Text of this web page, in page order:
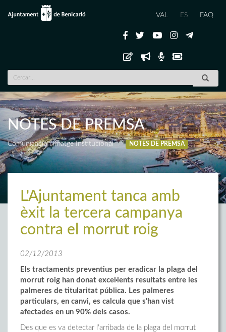
VAL ES FAQ
NOTES DE PREMSA
Comunicació i Imatge Institucional NOTES DE PREMSA
L'Ajuntament tanca amb
èxit la tercera campanya
contra el morrut roig
02/12/2013
Els tractaments preventius per eradicar la plaga del
morrut roig han donat excel·lents resultats entre les
palmeres de titularitat pública. Les palmeres
particulars, en canvi, es calcula que s'han vist
afectades en un 90% dels casos.
Des que es va detectar l'arribada de la plaga del morrut